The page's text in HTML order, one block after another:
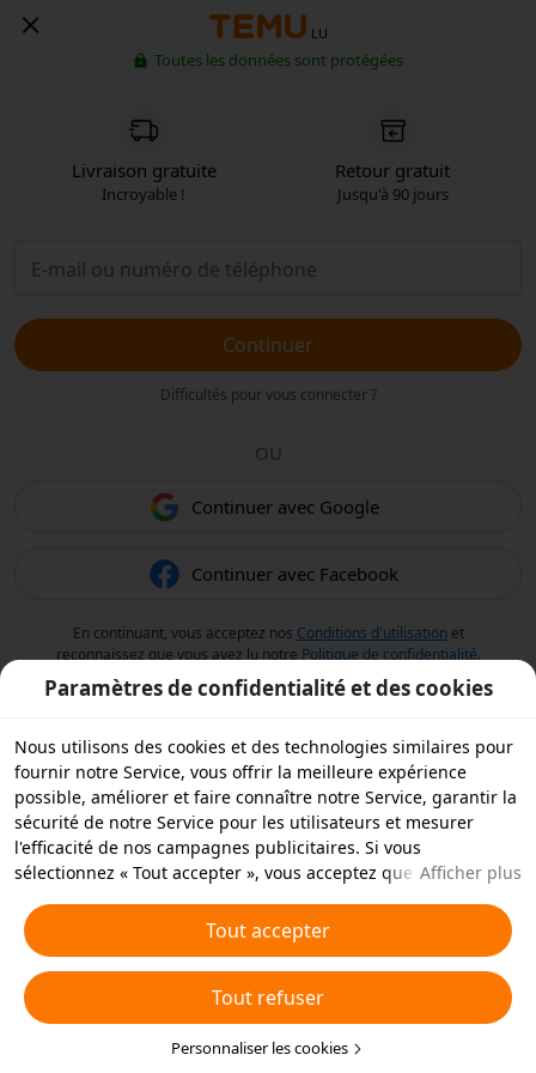
LU
Toutes les données sont protégées
Livraison gratuite
Incroyable !
Retour gratuit
Jusqu'à 90 jours
Continuer
Difficultés pour vous connecter ?
OU
Continuer avec Google
Continuer avec Facebook
En continuant, vous acceptez nos Conditions d'utilisation et
reconnaissez que vous avez lu notre Politique de confidentialité.
Paramètres de confidentialité et des cookies
Nous utilisons des cookies et des technologies similaires pour
fournir notre Service, vous offrir la meilleure expérience
possible, améliorer et faire connaître notre Service, garantir la
sécurité de notre Service pour les utilisateurs et mesurer
l'efficacité de nos campagnes publicitaires. Si vous
sélectionnez « Tout accepter », vous acceptez que nous et nos
similaires sur votre appareil à des fins publicitaires. Vous
pouvez aussi « rejeter tous » les cookies non essentiels ou
choisir les types de cookies que vous souhaitez accepter ou
rejeter à tout moment dans vos paramètres de confidentialité
ou en cliquant sur « Personnaliser les cookies » ci-dessous.
Pour plus de détails, consultez notrePolitique relative aux
Afficher plus
Tout accepter
Tout refuser
Personnaliser les cookies